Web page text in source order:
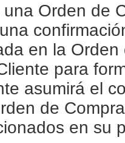
Orden de
en la
para
asumirá el
de
en su